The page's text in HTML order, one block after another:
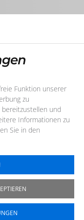
Funktion unserer
zu
bereitzustellen und
Informationen zu
Sie in den